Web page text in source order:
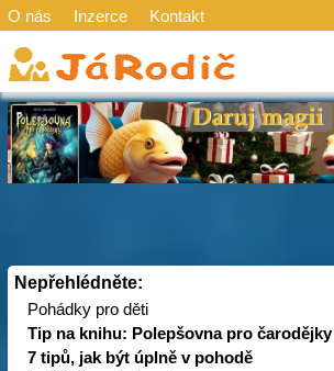
O nás Inzerce Kontakt
Nepřehlédněte:
Pohádky pro děti
Tip na knihu: Polepšovna pro čarodějky
7 tipů, jak být úplně v pohodě